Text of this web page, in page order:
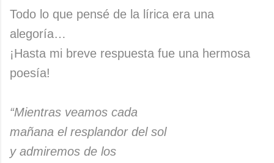
Todo lo que pensé de la lírica era una
alegoría…
¡Hasta mi breve respuesta fue una hermosa
poesía!
“Mientras veamos cada
mañana el resplandor del sol
y admiremos de los